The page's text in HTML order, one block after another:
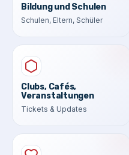
Bildung und Schulen
Schulen, Eltern, Schüler
Clubs, Cafés,
Veranstaltungen
Tickets & Updates